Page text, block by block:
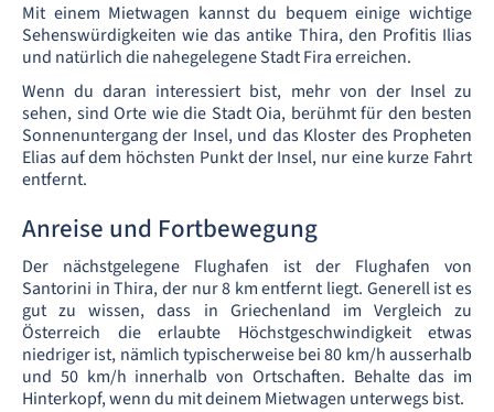
Mit einem Mietwagen kannst du bequem einige wichtige
Sehenswürdigkeiten wie das antike Thira, den Profitis Ilias
und natürlich die nahegelegene Stadt Fira erreichen.
Wenn du daran interessiert bist, mehr von der Insel zu
sehen, sind Orte wie die Stadt Oia, berühmt für den besten
Sonnenuntergang der Insel, und das Kloster des Propheten
Elias auf dem höchsten Punkt der Insel, nur eine kurze Fahrt
entfernt.
Anreise und Fortbewegung
Der nächstgelegene Flughafen ist der Flughafen von
Santorini in Thira, der nur 8 km entfernt liegt. Generell ist es
gut zu wissen, dass in Griechenland im Vergleich zu
Österreich die erlaubte Höchstgeschwindigkeit etwas
niedriger ist, nämlich typischerweise bei 80 km/h ausserhalb
und 50 km/h innerhalb von Ortschaften. Behalte das im
Hinterkopf, wenn du mit deinem Mietwagen unterwegs bist.